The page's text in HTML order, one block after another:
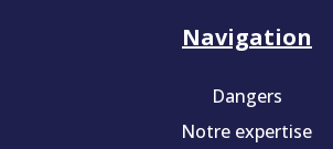
Navigation
Dangers
Notre expertise